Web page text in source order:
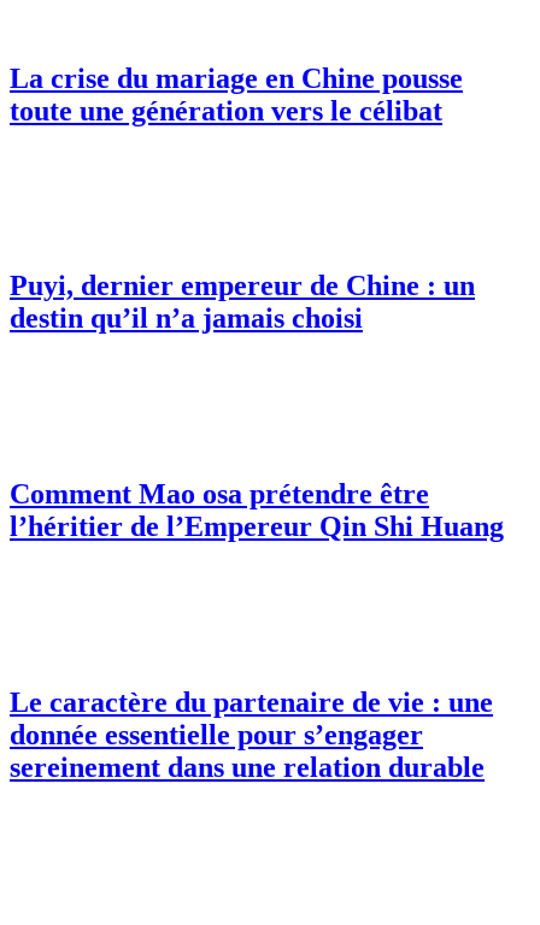
La crise du mariage en Chine pousse
toute une génération vers le célibat
Puyi, dernier empereur de Chine : un
destin qu’il n’a jamais choisi
Comment Mao osa prétendre être
l’héritier de l’Empereur Qin Shi Huang
Le caractère du partenaire de vie : une
donnée essentielle pour s’engager
sereinement dans une relation durable